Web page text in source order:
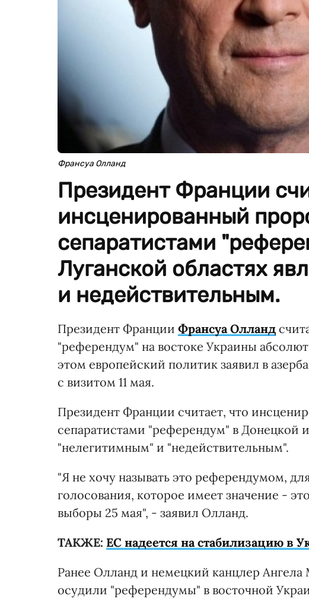
Франсуа Олланд
Президент Франции
инсценированный
сепаратистами
Луганской областях
и недействительным.
Президент Франции Франсуа Олланд
"референдум" на востоке Украины
этом европейский политик заявил в
с визитом 11 мая.
Президент Франции считает, что
сепаратистами "референдум" в Донецкой
"нелегитимным" и "недействительным".
"Я не хочу называть это референдумом,
голосования, которое имеет значение -
выборы 25 мая", - заявил Олланд.
ТАКЖЕ: ЕС надеется на стабилизацию в
Ранее Олланд и немецкий канцлер Ангела
осудили "референдумы" в восточной